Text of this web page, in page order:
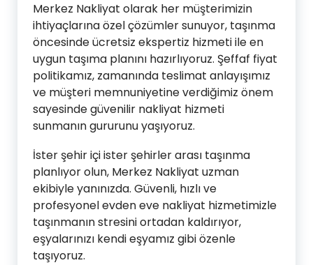
Merkez Nakliyat olarak her müşterimizin
ihtiyaçlarına özel çözümler sunuyor, taşınma
öncesinde ücretsiz ekspertiz hizmeti ile en
uygun taşıma planını hazırlıyoruz. Şeffaf fiyat
politikamız, zamanında teslimat anlayışımız
ve müşteri memnuniyetine verdiğimiz önem
sayesinde güvenilir nakliyat hizmeti
sunmanın gururunu yaşıyoruz.
İster şehir içi ister şehirler arası taşınma
planlıyor olun, Merkez Nakliyat uzman
ekibiyle yanınızda. Güvenli, hızlı ve
profesyonel evden eve nakliyat hizmetimizle
taşınmanın stresini ortadan kaldırıyor,
eşyalarınızı kendi eşyamız gibi özenle
taşıyoruz.